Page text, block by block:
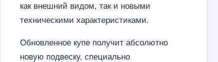
как внешний видом, так и новыми
техническими характеристиками.
Обновленное купе получит абсолютно
новую подвеску, специально